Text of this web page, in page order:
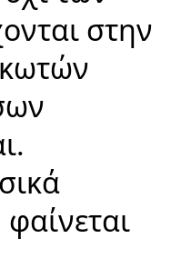
στην